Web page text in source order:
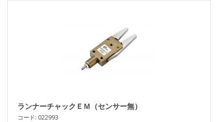
ランナーチャックＥＭ（センサー無）
コード: 022993